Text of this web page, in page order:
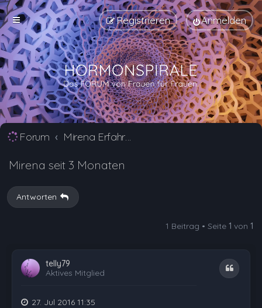
Anmelden
Registrieren
Forum Mirena Erfahrungsberichte und Nebenwirkungen
Mirena seit 3 Monaten
Antworten
1 Beitrag • Seite 1 von 1
telly79
Aktives Mitglied
Zitat
27. Jul 2016 11:35